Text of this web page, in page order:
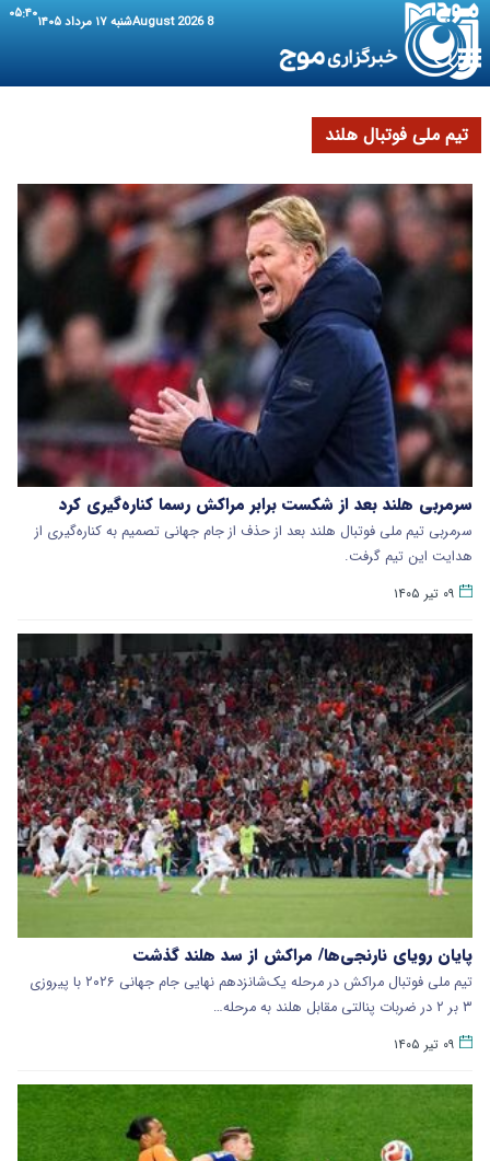
8 August 2026 شنبه ۱۷ مرداد ۱۴۰۵ ۰۵:۴۰
تیم ملی فوتبال هلند
سرمربی هلند بعد از شکست برابر مراکش رسما کناره‌گیری کرد
سرمربی تیم ملی فوتبال هلند بعد از حذف از جام جهانی تصمیم به کناره‌گیری از
هدایت این تیم گرفت.
۰۹ تیر ۱۴۰۵
پایان رویای نارنجی‌ها/ مراکش از سد هلند گذشت
تیم ملی فوتبال مراکش در مرحله یک‌شانزدهم نهایی جام جهانی ۲۰۲۶ با پیروزی
۳ بر ۲ در ضربات پنالتی مقابل هلند به مرحله…
۰۹ تیر ۱۴۰۵